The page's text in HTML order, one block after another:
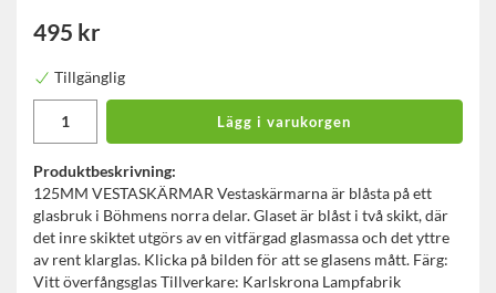
495 kr
Tillgänglig
Lägg i varukorgen
Produktbeskrivning:
125MM VESTASKÄRMAR Vestaskärmarna är blåsta på ett
glasbruk i Böhmens norra delar. Glaset är blåst i två skikt, där
det inre skiktet utgörs av en vitfärgad glasmassa och det yttre
av rent klarglas. Klicka på bilden för att se glasens mått. Färg:
Vitt överfångsglas Tillverkare: Karlskrona Lampfabrik